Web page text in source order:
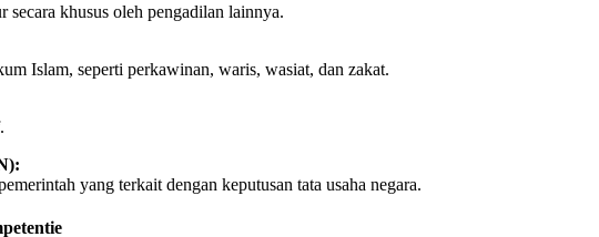
secara khusus oleh pengadilan lainnya.
Islam, seperti perkawinan, waris, wasiat, dan zakat.
yang terkait dengan keputusan tata usaha negara.